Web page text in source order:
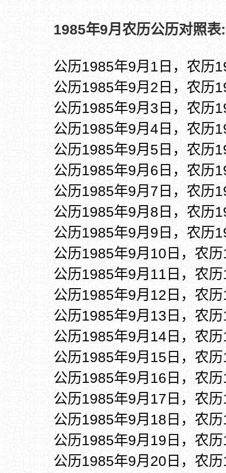
1985年9月农历公历对照表:
公历1985年9月1日，农历
公历1985年9月2日，农历
公历1985年9月3日，农历
公历1985年9月4日，农历
公历1985年9月5日，农历
公历1985年9月6日，农历
公历1985年9月7日，农历
公历1985年9月8日，农历
公历1985年9月9日，农历
公历1985年9月10日，农
公历1985年9月11日，农
公历1985年9月12日，农
公历1985年9月13日，农
公历1985年9月14日，农
公历1985年9月15日，农
公历1985年9月16日，农
公历1985年9月17日，农
公历1985年9月18日，农
公历1985年9月19日，农
公历1985年9月20日，农